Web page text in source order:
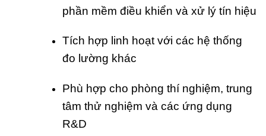
phần mềm điều khiển và xử lý tín hiệu
Tích hợp linh hoạt với các hệ thống
đo lường khác
Phù hợp cho phòng thí nghiệm, trung
tâm thử nghiệm và các ứng dụng
R&D